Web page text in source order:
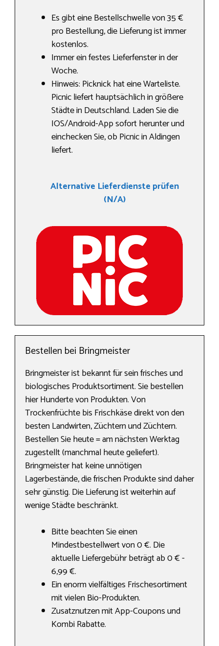
Es gibt eine Bestellschwelle von 35 €
pro Bestellung, die Lieferung ist immer
kostenlos.
Immer ein festes Lieferfenster in der
Woche.
Hinweis: Picknick hat eine Warteliste.
Picnic liefert hauptsächlich in größere
Städte in Deutschland. Laden Sie die
IOS/Android-App sofort herunter und
einchecken Sie, ob Picnic in Aldingen
liefert.
Alternative Lieferdienste prüfen
(N/A)
Bestellen bei Bringmeister
Bringmeister ist bekannt für sein frisches und
biologisches Produktsortiment. Sie bestellen
hier Hunderte von Produkten. Von
Trockenfrüchte bis Frischkäse direkt von den
besten Landwirten, Züchtern und Züchtern.
Bestellen Sie heute = am nächsten Werktag
zugestellt (manchmal heute geliefert).
Bringmeister hat keine unnötigen
Lagerbestände, die frischen Produkte sind daher
sehr günstig. Die Lieferung ist weiterhin auf
wenige Städte beschränkt.
Bitte beachten Sie einen
Mindestbestellwert von 0 €. Die
aktuelle Liefergebühr beträgt ab 0 € -
6,99 €.
Ein enorm vielfältiges Frischesortiment
mit vielen Bio-Produkten.
Zusatznutzen mit App-Coupons und
Kombi Rabatte.